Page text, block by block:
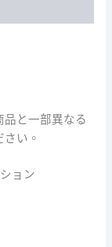
と一部異なる
い。
ョン